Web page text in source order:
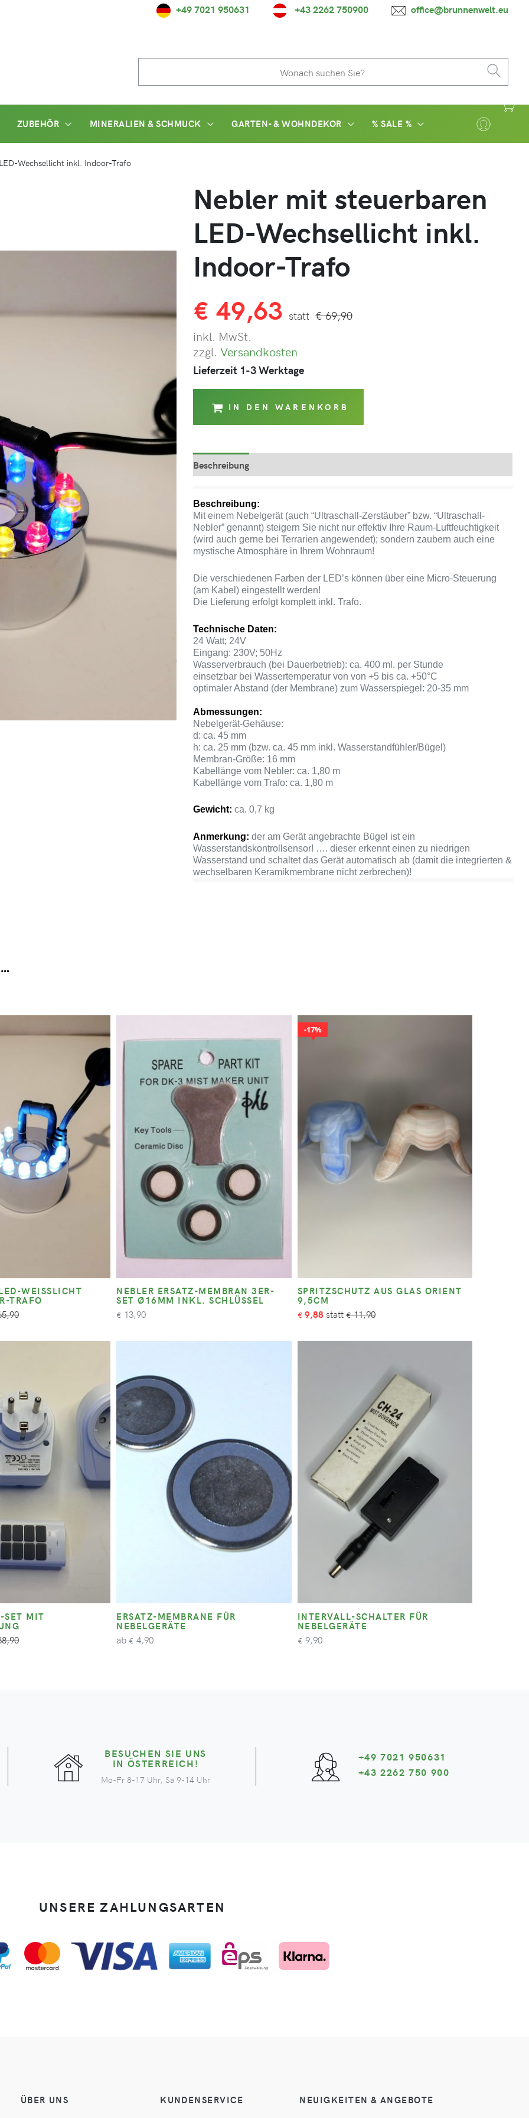
+49 7021 950631 +43 2262 750900 office@brunnenwelt.eu
ZUBEHÖR MINERALIEN & SCHMUCK GARTEN- & WOHNDEKOR % SALE %
Wechsellicht inkl. Indoor-Trafo
Nebler mit steuerbaren
LED-Wechsellicht inkl.
Indoor-Trafo
€ 49,63 €69,90
inkl. MwSt.
zzgl.Versandkosten
Lieferzeit 1-3 Werktage
IN DEN WARENKORB
Beschreibung
Beschreibung:
Mit einem Nebelgerät (auch “Ultraschall-Zerstäuber” bzw. “Ultraschall-
Nebler” genannt) steigern Sie nicht nur effektiv Ihre Raum-Luftfeuchtigkeit
(wird auch gerne bei Terrarien angewendet); sondern zaubern auch eine
mystische Atmosphäre in Ihrem Wohnraum!
Die verschiedenen Farben der LED’s können über eine Micro-Steuerung
(am Kabel) eingestellt werden!
Die Lieferung erfolgt komplett inkl. Trafo.
Technische Daten:
24 Watt; 24V
Eingang: 230V; 50Hz
Wasserverbrauch (bei Dauerbetrieb): ca. 400 ml. per Stunde
einsetzbar bei Wassertemperatur von von +5 bis ca. +50°C
optimaler Abstand (der Membrane) zum Wasserspiegel: 20-35 mm
Abmessungen:
Nebelgerät-Gehäuse:
d: ca. 45 mm
h: ca. 25 mm (bzw. ca. 45 mm inkl. Wasserstandfühler/Bügel)
Membran-Größe: 16 mm
Kabellänge vom Nebler: ca. 1,80 m
Kabellänge vom Trafo: ca. 1,80 m
Gewicht: ca. 0,7 kg
Anmerkung:der am Gerät angebrachte Bügel ist ein
Wasserstandskontrollsensor! …. dieser erkennt einen zu niedrigen
Wasserstand und schaltet das Gerät automatisch ab (damit die integrierten &
wechselbaren Keramikmembrane nicht zerbrechen)!
WEISSLICHT I
NEBLER ERSATZ-MEMBRAN 3ER-
SET Ø16MM INKL. SCHLÜSSEL
€ 13,90
17%
SPRITZSCHUTZ AUS GLAS ORIENT
9,5CM
€9,88 €11,90
SET MIT
ERSATZ-MEMBRANE FÜR
NEBELGERÄTE
ab € 4,90
INTERVALL-SCHALTER FÜR
NEBELGERÄTE
€ 9,90
BESUCHEN SIE UNS
IN ÖSTERREICH!
Mo-Fr 8-17 Uhr, Sa 9-14 Uhr
+49 7021 950631
+43 2262 750 900
UNSERE ZAHLUNGSARTEN
ÜBER UNS KUNDENSERVICE NEUIGKEITEN & ANGEBOTE